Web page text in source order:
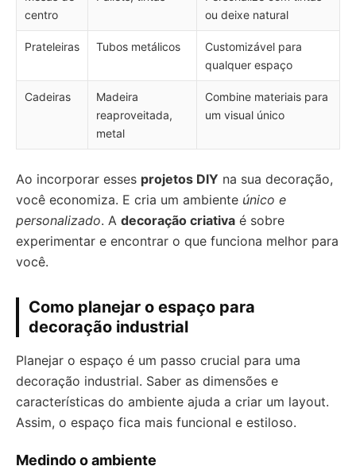
centro
ou deixe natural
Prateleiras Tubos metálicos
Customizável para
qualquer espaço
Cadeiras
Madeira
reaproveitada,
metal
Combine materiais para
um visual único
Ao incorporar esses projetos DIY na sua decoração,
você economiza. E cria um ambiente único e
personalizado. A decoração criativa é sobre
experimentar e encontrar o que funciona melhor para
você.
Como planejar o espaço para
decoração industrial
Planejar o espaço é um passo crucial para uma
decoração industrial. Saber as dimensões e
características do ambiente ajuda a criar um layout.
Assim, o espaço fica mais funcional e estiloso.
Medindo o ambiente